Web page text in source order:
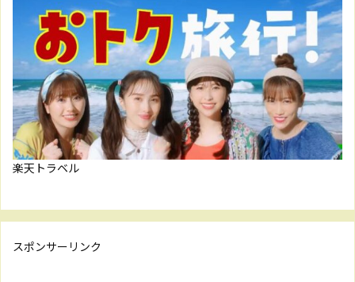
楽天トラベル
スポンサーリンク